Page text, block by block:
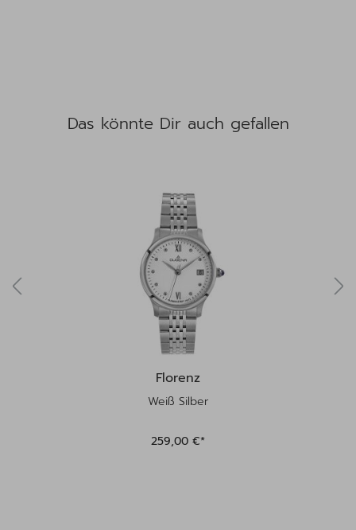
Produktgalerie überspringen
Das könnte Dir auch gefallen
Florenz
Weiß Silber
259,00 €*